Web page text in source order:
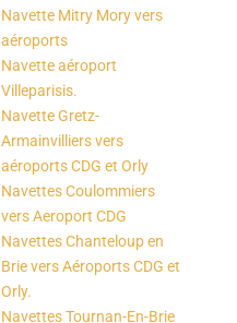
Navette Mitry Mory vers
aéroports
Navette aéroport
Villeparisis.
Navette Gretz-
Armainvilliers vers
aéroports CDG et Orly
Navettes Coulommiers
vers Aeroport CDG
Navettes Chanteloup en
Brie vers Aéroports CDG et
Orly.
Navettes Tournan-En-Brie